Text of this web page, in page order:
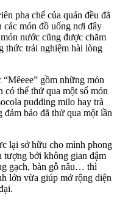
pha chế của quán đều đã
các món đồ uống nơi đây
nước cũng được chăm
thức trải nghiệm hài lòng
gồm những món
có thể thử qua một số món
pudding milo hay trà
bảo đã thử qua một lần
lại sở hữu cho mình phong
tượng bởi không gian đậm
gạch, bàn gỗ nâu… thì
lớn vừa giúp mở rộng diện